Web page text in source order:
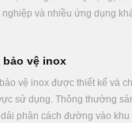
nghiệp và nhiều ứng dụng
bảo vệ inox
vệ inox được thiết kế và
sử dụng. Thông thường
phân cách đường vào khu